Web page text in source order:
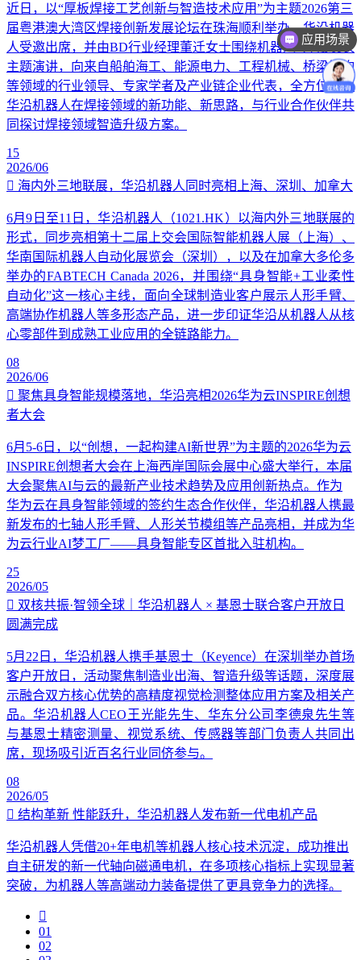
近日，以“厚板焊接工艺创新与智造技术应用”为主题2026第三
届粤港澳大湾区焊接创新发展论坛在珠海顺利举办。华沿机器
人受邀出席，并由BD行业经理董迁女士围绕机器人+焊接发表
主题演讲，向来自船舶海工、能源电力、工程机械、桥梁钢构
等领域的行业领导、专家学者及产业链企业代表，全方位讲解
华沿机器人在焊接领域的新功能、新思路，与行业合作伙伴共
同探讨焊接领域智造升级方案。
15
2026/06
海内外三地联展，华沿机器人同时亮相上海、深圳、加拿大
6月9日至11日，华沿机器人（1021.HK）以海内外三地联展的
形式，同步亮相第十二届上交会国际智能机器人展（上海）、
华南国际机器人自动化展览会（深圳），以及在加拿大多伦多
举办的FABTECH Canada 2026，并围绕“具身智能+工业柔性
自动化”这一核心主线，面向全球制造业客户展示人形手臂、
高端协作机器人等多形态产品，进一步印证华沿从机器人从核
心零部件到成熟工业应用的全链路能力。
08
2026/06
聚焦具身智能规模落地，华沿亮相2026华为云INSPIRE创想
者大会
6月5-6日，以“创想，一起构建AI新世界”为主题的2026华为云
INSPIRE创想者大会在上海西岸国际会展中心盛大举行，本届
大会聚焦AI与云的最新产业技术趋势及应用创新热点。作为
华为云在具身智能领域的签约生态合作伙伴，华沿机器人携最
新发布的七轴人形手臂、人形关节模组等产品亮相，并成为华
为云行业AI梦工厂——具身智能专区首批入驻机构。
25
2026/05
双核共振·智领全球｜华沿机器人 × 基恩士联合客户开放日
圆满完成
5月22日，华沿机器人携手基恩士（Keyence）在深圳举办首场
客户开放日，活动聚焦制造业出海、智造升级等话题，深度展
示融合双方核心优势的高精度视觉检测整体应用方案及相关产
品。华沿机器人CEO王光能先生、华东分公司李德泉先生等
与基恩士精密测量、视觉系统、传感器等部门负责人共同出
席，现场吸引近百名行业同侪参与。
08
2026/05
结构革新 性能跃升，华沿机器人发布新一代电机产品
华沿机器人凭借20+年电机等机器人核心技术沉淀，成功推出
自主研发的新一代轴向磁通电机，在多项核心指标上实现显著
突破，为机器人等高端动力装备提供了更具竞争力的选择。
01
02
应用场景